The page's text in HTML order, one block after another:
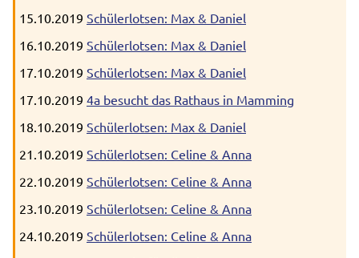
15.10.2019 Schülerlotsen: Max & Daniel
16.10.2019 Schülerlotsen: Max & Daniel
17.10.2019 Schülerlotsen: Max & Daniel
17.10.2019 4a besucht das Rathaus in Mamming
18.10.2019 Schülerlotsen: Max & Daniel
21.10.2019 Schülerlotsen: Celine & Anna
22.10.2019 Schülerlotsen: Celine & Anna
23.10.2019 Schülerlotsen: Celine & Anna
24.10.2019 Schülerlotsen: Celine & Anna